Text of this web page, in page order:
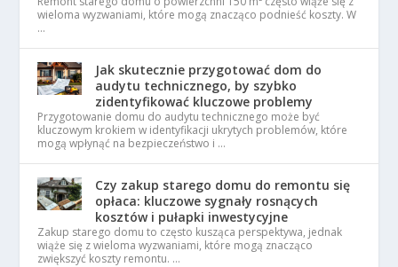
wieloma wyzwaniami, które mogą znacząco podnieść koszty. W
…
Jak skutecznie przygotować dom do
audytu technicznego, by szybko
zidentyfikować kluczowe problemy
Przygotowanie domu do audytu technicznego może być
kluczowym krokiem w identyfikacji ukrytych problemów, które
mogą wpłynąć na bezpieczeństwo i …
Czy zakup starego domu do remontu się
opłaca: kluczowe sygnały rosnących
kosztów i pułapki inwestycyjne
Zakup starego domu to często kusząca perspektywa, jednak
wiąże się z wieloma wyzwaniami, które mogą znacząco
zwiększyć koszty remontu. …